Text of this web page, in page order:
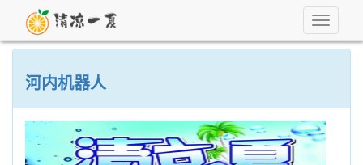
Toggle
河内机器人